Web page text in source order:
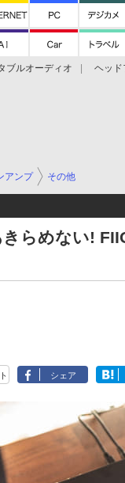
ブルオーディオ ヘッド
アンプ その他
らめない!
シェア